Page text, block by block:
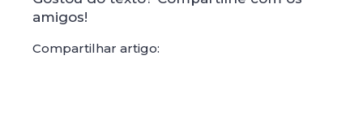
amigos!
Compartilhar artigo: